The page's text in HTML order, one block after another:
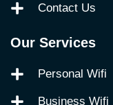
Contact Us
Our Services
Personal Wifi
Business Wifi